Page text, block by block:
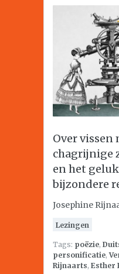
Over vissen
chagrijnige
en het
bijzondere
Josephine
Lezingen
Tags: poëzie,
personificatie,
Rijnaarts, Esther